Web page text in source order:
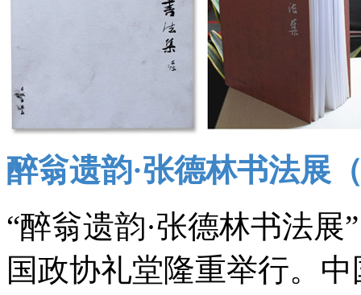
醉翁遗韵·张德林书法展
“醉翁遗韵·张德林书法展
国政协礼堂隆重举行。